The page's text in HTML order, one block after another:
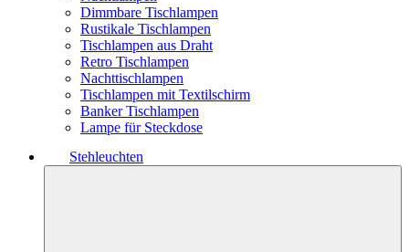
Dimmbare Tischlampen
Rustikale Tischlampen
Tischlampen aus Draht
Retro Tischlampen
Nachttischlampen
Tischlampen mit Textilschirm
Banker Tischlampen
Lampe für Steckdose
Stehleuchten